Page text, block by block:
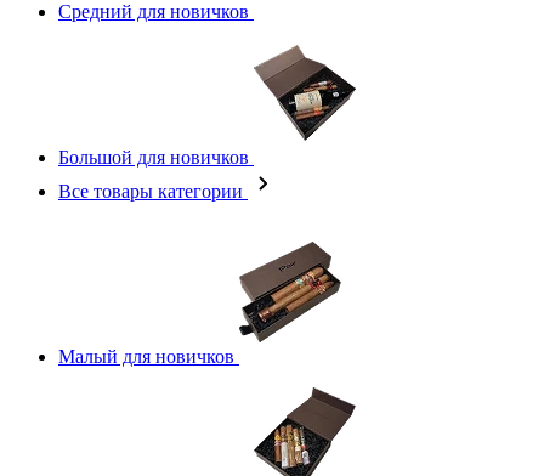
Средний для новичков
Большой для новичков
Все товары категории
Малый для новичков